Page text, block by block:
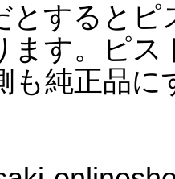
とすると
ます。ピ
も純正品